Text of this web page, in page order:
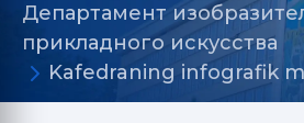
Департамент
прикладного искусства
Kafedraning infografik